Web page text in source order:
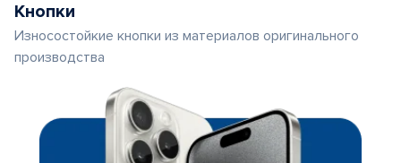
Кнопки
Износостойкие кнопки из материалов оригинального
производства